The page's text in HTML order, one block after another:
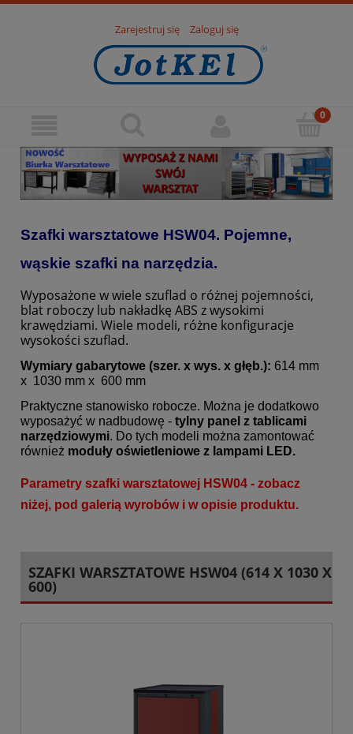
Zarejestruj się Zaloguj się
Szafki warsztatowe HSW04. Pojemne,
wąskie szafki na narzędzia.
Wyposażone w wiele szuflad o różnej pojemności,
blat roboczy lub nakładkę ABS z wysokimi
krawędziami. Wiele modeli, różne konfiguracje
wysokości szuflad.
Wymiary gabarytowe (szer. x wys. x głęb.): 614 mm
x 1030 mm x 600 mm
Praktyczne stanowisko robocze. Można je dodatkowo
wyposażyć w nadbudowę - tylny panel z tablicami
narzędziowymi. Do tych modeli można zamontować
również moduły oświetleniowe z lampami LED.
Parametry szafki warsztatowej HSW04 - zobacz
niżej, pod galerią wyrobówi w opisie produktu.
SZAFKI WARSZTATOWE HSW04 (614 X 1030 X
600)